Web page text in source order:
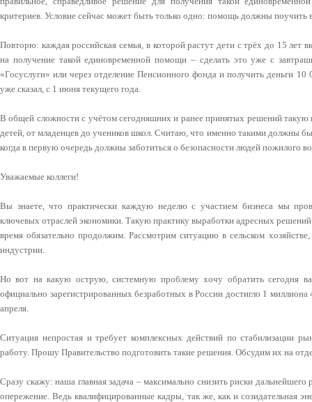
критериев. Условие сейчас может быть только одно: помощь должны поучить
Повторю: каждая российская семья, в которой растут дети с трёх до 15 лет
на получение такой единовременной помощи – сделать это уже с
«Госуслуги» или через отделение Пенсионного фонда и получить деньги 10
уже сказал, с 1 июня текущего года.
В общей сложности с учётом сегодняшних и ранее принятых решений такую
детей, от младенцев до учеников школ. Считаю, что именно такими должны
когда в первую очередь должны заботиться о безопасности людей пожилого
Уважаемые коллеги!
Вы знаете, что практически каждую неделю с участием бизнеса мы
ключевых отраслей экономики. Такую практику выработки адресных
время обязательно продолжим. Рассмотрим ситуацию в сельском
индустрии.
Но вот на какую острую, системную проблему хочу обратить сегодня
официально зарегистрированных безработных в России достигло 1
апреля.
Ситуация непростая и требует комплексных действий по стабилизации
работу. Прошу Правительство подготовить такие решения. Обсудим их на
Сразу скажу: наша главная задача – максимально снизить риски дальнейшего
опережение. Ведь квалифицированные кадры, так же, как и созидательная